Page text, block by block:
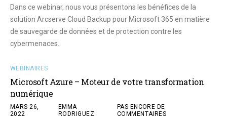
Dans ce webinar, nous vous présentons les bénéfices de la
solution Arcserve Cloud Backup pour Microsoft 365 en matière
de sauvegarde de données et de protection contre les
cybermenaces..
WEBINAIRES
Microsoft Azure – Moteur de votre transformation
numérique
MARS 26,
2022
EMMA
RODRIGUEZ
PAS ENCORE DE
COMMENTAIRES